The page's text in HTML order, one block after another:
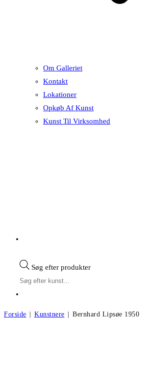
Om Galleriet
Kontakt
Lokationer
Opkøb Af Kunst
Kunst Til Virksomhed
Søg efter produkter
Forside | Kunstnere | Bernhard Lipsøe 1950